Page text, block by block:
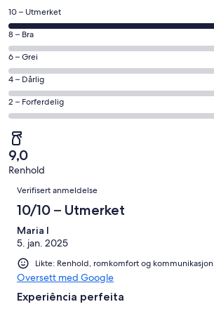
et
nytt
vindu
Rangering
på
10
−
Utmerket.
2
av
totalt
2
anmeldelser.
10 – Utmerket
Rangering
på
8
−
Bra.
0
totalt
2
anmeldelser.
8 – Bra
Rangering
på
6
−
Grei.
0
av
totalt
2
anmeldelser.
6 – Grei
Rangering
på
4
Dårlig.
0
av
anmeldelser.
4 – Dårlig
Rangering
på
2
−
Forferdelig.
0
av
totalt
anmeldelser.
2 – Forferdelig
9,0
Renhold
Anmeldelser
Verifisert anmeldelse
10/10 – Utmerket
Maria I
5. jan. 2025
Likte: Renhold, romkomfort og kommunikasjon
Oversett med Google
Experiência perfeita